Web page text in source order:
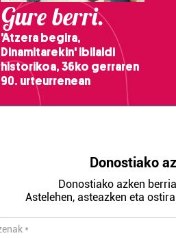
Gure berri.
'Atzera begira,
Dinamitarekin' ibilaldi
historikoa, 36ko gerraren
90. urteurrenean
Donostiako
Donostiako azken
Astelehen, asteazken eta